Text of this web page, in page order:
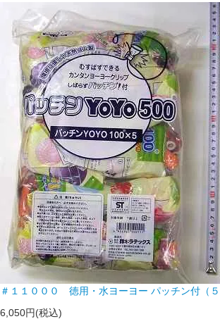
＃１１０００ 徳用・水ヨーヨー パッチン付（５
6,050円(税込)